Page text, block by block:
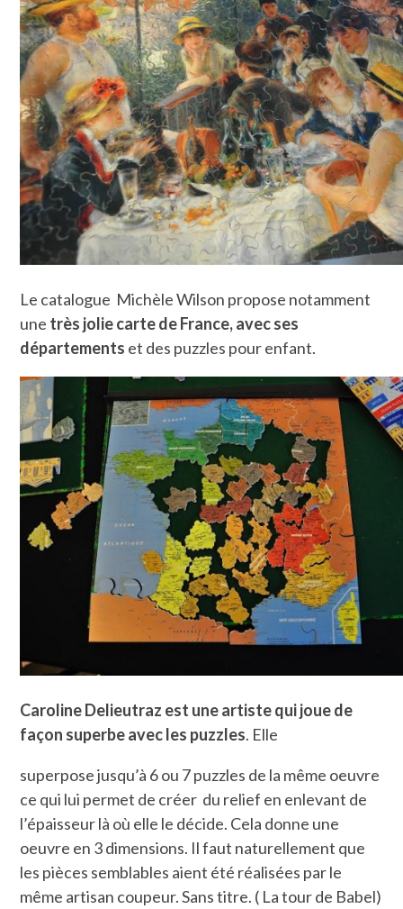
Le catalogue Michèle Wilson propose notamment
une très jolie carte de France, avec ses
départements et des puzzles pour enfant.
Caroline Delieutraz est une artiste qui joue de
façon superbe avec les puzzles. Elle
superpose jusqu’à 6 ou 7 puzzles de la même oeuvre
ce qui lui permet de créer du relief en enlevant de
l’épaisseur là où elle le décide. Cela donne une
oeuvre en 3 dimensions. Il faut naturellement que
les pièces semblables aient été réalisées par le
même artisan coupeur. Sans titre. ( La tour de Babel)